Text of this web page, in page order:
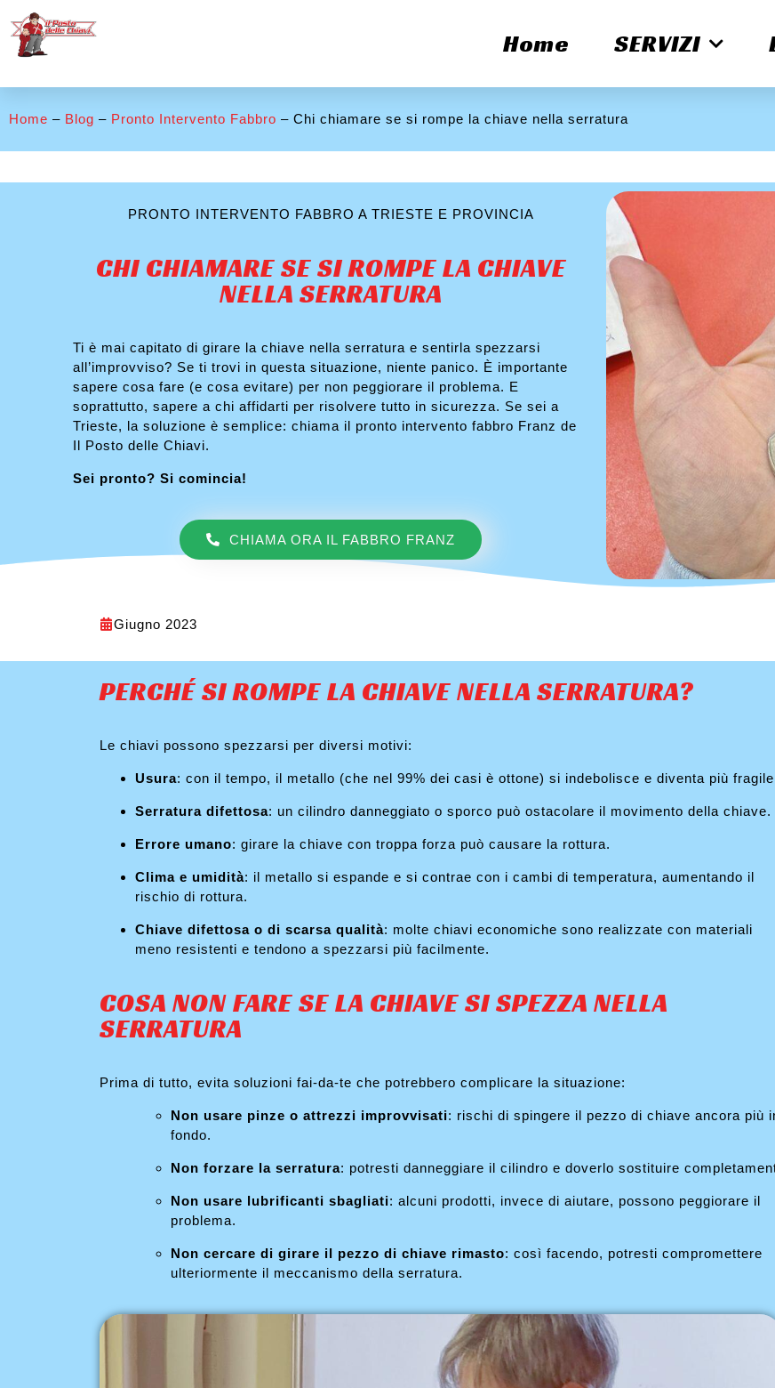
Home SERVIZI
Home – Blog – Pronto Intervento Fabbro – Chi chiamare se si rompe la chiave nella serratura
PRONTO INTERVENTO FABBRO A TRIESTE E PROVINCIA
CHI CHIAMARE SE SI ROMPE LA CHIAVE
NELLA SERRATURA
Ti è mai capitato di girare la chiave nella serratura e sentirla spezzarsi
all’improvviso? Se ti trovi in questa situazione, niente panico. È importante
sapere cosa fare (e cosa evitare) per non peggiorare il problema. E
soprattutto, sapere a chi affidarti per risolvere tutto in sicurezza. Se sei a
Trieste, la soluzione è semplice: chiama il pronto intervento fabbro Franz de
Il Posto delle Chiavi.
Sei pronto? Si comincia!
CHIAMA ORA IL FABBRO FRANZ
Giugno 2023
PERCHÉ SI ROMPE LA CHIAVE NELLA SERRATURA?
Le chiavi possono spezzarsi per diversi motivi:
Usura: con il tempo, il metallo (che nel 99% dei casi è ottone) si indebolisce e diventa più
Serratura difettosa: un cilindro danneggiato o sporco può ostacolare il movimento della chiave.
Errore umano: girare la chiave con troppa forza può causare la rottura.
Clima e umidità: il metallo si espande e si contrae con i cambi di temperatura, aumentando il
rischio di rottura.
Chiave difettosa o di scarsa qualità: molte chiavi economiche sono realizzate con materiali
meno resistenti e tendono a spezzarsi più facilmente.
COSA NON FARE SE LA CHIAVE SI SPEZZA NELLA
SERRATURA
Prima di tutto, evita soluzioni fai-da-te che potrebbero complicare la situazione:
Non usare pinze o attrezzi improvvisati: rischi di spingere il pezzo di chiave ancora più
fondo.
Non forzare la serratura: potresti danneggiare il cilindro e doverlo sostituire
Non usare lubrificanti sbagliati: alcuni prodotti, invece di aiutare, possono peggiorare il
problema.
Non cercare di girare il pezzo di chiave rimasto: così facendo, potresti compromettere
ulteriormente il meccanismo della serratura.